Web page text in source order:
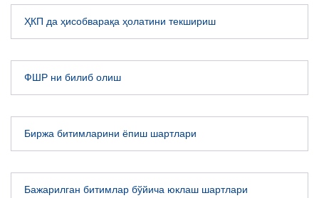
ҲКП да ҳисобварақа ҳолатини текшириш
ФШР ни билиб олиш
Биржа битимларини ёпиш шартлари
Бажарилган битимлар бўйича юклаш шартлари